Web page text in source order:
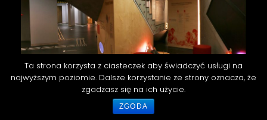
Ta strona korzysta z ciasteczek aby świadczyć usługi na
najwyższym poziomie. Dalsze korzystanie ze strony oznacza, że
zgadzasz się na ich użycie.
ZGODA